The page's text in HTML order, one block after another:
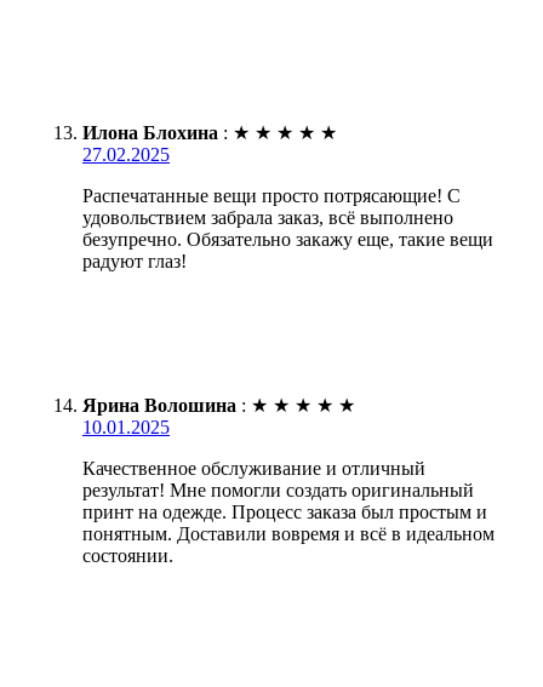
Илона Блохина : ★ ★ ★ ★ ★
27.02.2025
Распечатанные вещи просто потрясающие! С
удовольствием забрала заказ, всё выполнено
безупречно. Обязательно закажу еще, такие вещи
радуют глаз!
Ярина Волошина : ★ ★ ★ ★ ★
10.01.2025
Качественное обслуживание и отличный
результат! Мне помогли создать оригинальный
принт на одежде. Процесс заказа был простым и
понятным. Доставили вовремя и всё в идеальном
состоянии.